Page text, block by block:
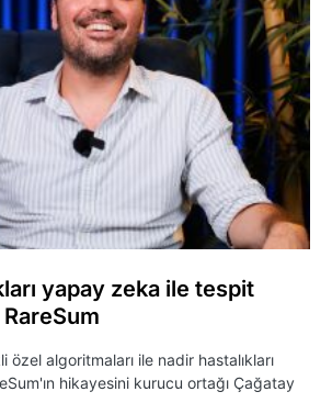
yapay zeka ile tespit
algoritmaları ile nadir hastalıkları
hikayesini kurucu ortağı Çağatay